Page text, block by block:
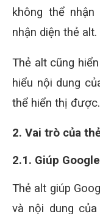
không thể
nhận diện thẻ alt.
Thẻ alt cũng
hiểu nội dung
thể hiển thị được.
2. Vai trò của
2.1. Giúp
Thẻ alt giúp
và nội dung